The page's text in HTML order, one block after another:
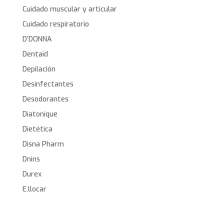
Cuidado muscular y articular
Cuidado respiratorio
D’DONNA
Dentaid
Depilación
Desinfectantes
Desodorantes
Diatonique
Dietética
Disna Pharm
Dnins
Durex
E.llocar